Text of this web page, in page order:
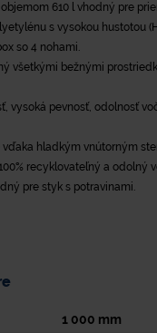
610 l vhodný pre
s vysokou hustotou
so 4 nohami.
všetkými bežnými
vysoká pevnosť, odolnosť
hladkým vnútorným
recyklovateľný a odolný
pre styk s potravinami.
1 000 mm